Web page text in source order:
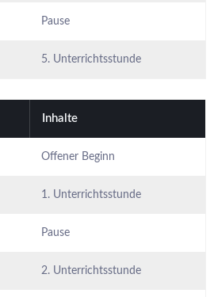
Pause
5. Unterrichtsstunde
Inhalte
Offener Beginn
1. Unterrichtsstunde
Pause
2. Unterrichtsstunde